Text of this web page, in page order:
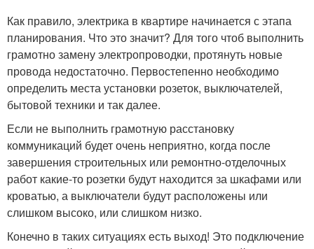
Как правило, электрика в квартире начинается с этапа
планирования. Что это значит? Для того чтоб выполнить
грамотно замену электропроводки, протянуть новые
провода недостаточно. Первостепенно необходимо
определить места установки розеток, выключателей,
бытовой техники и так далее.
Если не выполнить грамотную расстановку
коммуникаций будет очень неприятно, когда после
завершения строительных или ремонтно-отделочных
работ какие-то розетки будут находится за шкафами или
кроватью, а выключатели будут расположены или
слишком высоко, или слишком низко.
Конечно в таких ситуациях есть выход! Это подключение